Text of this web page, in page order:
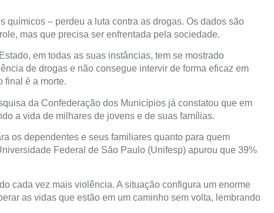
químicos – perdeu a luta contra as drogas. Os dados são
mas que precisa ser enfrentada pela sociedade.
em todas as suas instâncias, tem se mostrado
de drogas e não consegue intervir de forma eficaz em
final é a morte.
da Confederação dos Municípios já constatou que em
a vida de milhares de jovens e de suas famílias.
os dependentes e seus familiares quanto para quem
Federal de São Paulo (Unifesp) apurou que 39%
cada vez mais violência. A situação configura um enorme
as vidas que estão em um caminho sem volta, lembrando